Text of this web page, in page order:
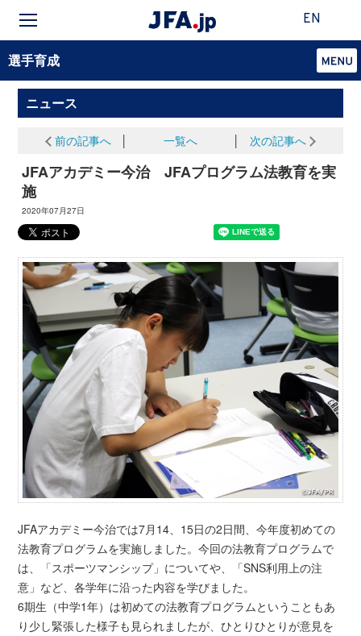
EN
選手育成
ニュース
前の記事へ 一覧へ 次の記事へ
JFAアカデミー今治 JFAプログラム法教育を実
施
2020年07月27日
JFAアカデミー今治では7月14、15日の2日間、今年度初めての
法教育プログラムを実施しました。今回の法教育プログラムで
は、「スポーツマンシップ」についてや、「SNS利用上の注
意」など、各学年に沿った内容を学びました。
6期生（中学1年）は初めての法教育プログラムということもあ
り少し緊張した様子も見られましたが、ひとりひとりが意見を